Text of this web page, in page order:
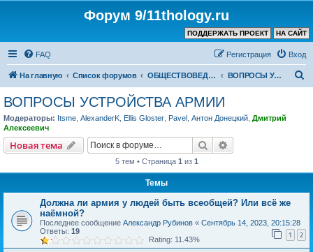
Форум 9/11thology.ru
НА САЙТ
ПОДДЕРЖАТЬ ПРОЕКТ
FAQ Вход
Регистрация
На главную Список форумов ОБЩЕСТВОВЕДЕНИЕ и РЕЛИГИЯ ВОПРОСЫ УСТРОЙСТВА АРМИИ
ВОПРОСЫ УСТРОЙСТВА АРМИИ
Модераторы: Itsme AlexanderK Ellis Gloster Pavel Антон Донецкий Дмитрий
Алексеевич
Новая тема Поиск
5 тем • Страница 1 из 1
Темы
Должна ли армия у людей быть всеобщей? Или всё же
наёмной?
Последнее сообщение Александр Рубинов « Сентябрь 14, 2023, 20:15:28
Ответы: 19 1 2
Rating: 11.43%